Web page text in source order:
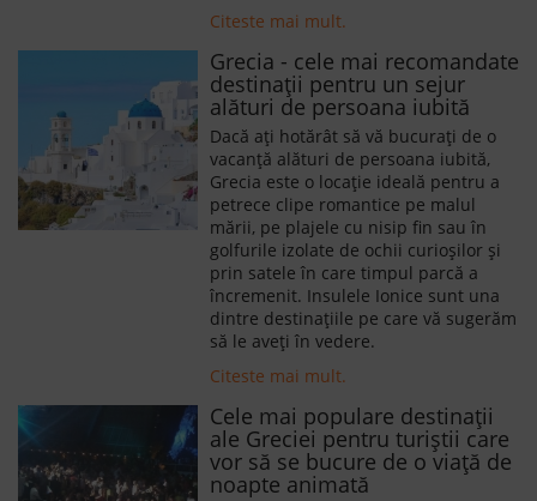
Citeste mai mult.
Grecia - cele mai recomandate
destinații pentru un sejur
alături de persoana iubită
Dacă ați hotărât să vă bucurați de o
vacanță alături de persoana iubită,
Grecia este o locație ideală pentru a
petrece clipe romantice pe malul
mării, pe plajele cu nisip fin sau în
golfurile izolate de ochii curioșilor și
prin satele în care timpul parcă a
încremenit. Insulele Ionice sunt una
dintre destinațiile pe care vă sugerăm
să le aveți în vedere.
Citeste mai mult.
Cele mai populare destinaţii
ale Greciei pentru turiştii care
vor să se bucure de o viaţă de
noapte animată